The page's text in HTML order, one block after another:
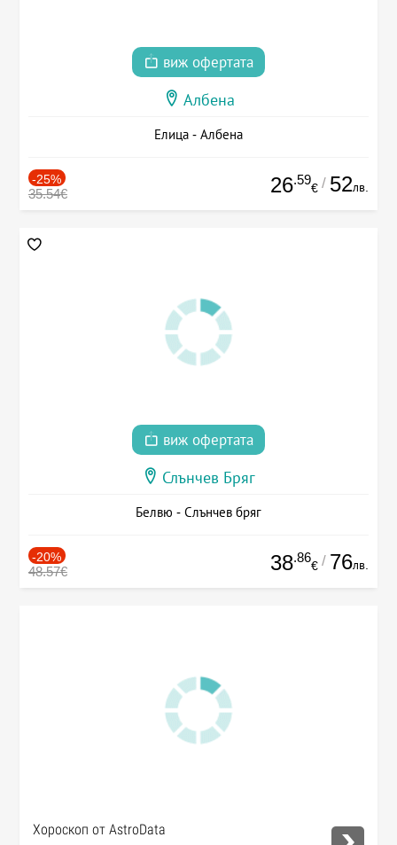
виж офертата
Албена
Елица - Албена
-25%
35.54€ 26.59
€ / 52лв.
виж офертата
Слънчев Бряг
Белвю - Слънчев бряг
-20%
48.57€ 38.86
€ / 76лв.
Хороскоп от AstroData